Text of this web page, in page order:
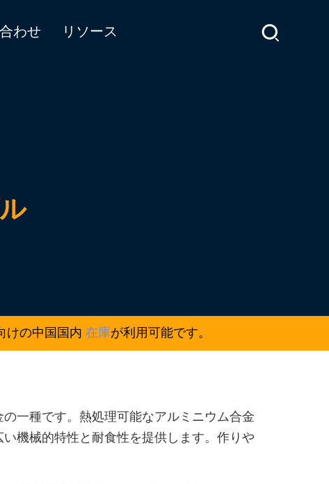
わせ リソース
けの中国国内 在庫が利用可能です。
一種です。熱処理可能なアルミニウム合金
機械的特性と耐食性を提供します。作りや